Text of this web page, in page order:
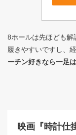
8ホールは先ほども解
履きやすいですし、
ーチン好きなら一足
映画『時計仕